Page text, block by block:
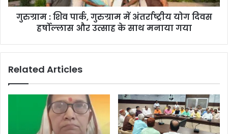
गुरुग्राम : शिव पार्क, गुरुग्राम में अंतर्राष्ट्रीय योग दिवस
हर्षोल्लास और उत्साह के साथ मनाया गया
Related Articles